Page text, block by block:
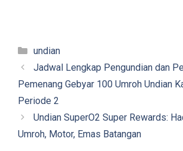
Kategori
undian
Jadwal Lengkap Pengundian dan
Pemenang Gebyar 100 Umroh Undian
Periode 2
Undian SuperO2 Super Rewards:
Umroh, Motor, Emas Batangan